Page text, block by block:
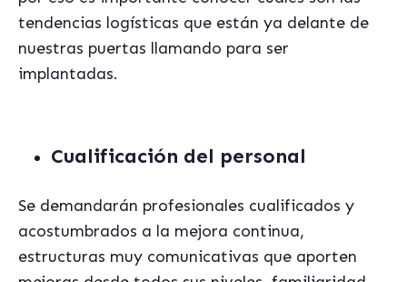
tendencias logísticas que están ya delante de
nuestras puertas llamando para ser
implantadas.
Cualificación del personal
Se demandarán profesionales cualificados y
acostumbrados a la mejora continua,
estructuras muy comunicativas que aporten